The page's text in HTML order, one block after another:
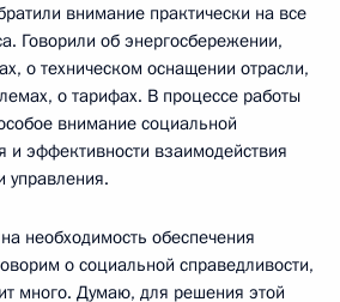
внимание практически на все
Говорили об энергосбережении,
о техническом оснащении отрасли,
о тарифах. В процессе работы
внимание социальной
и эффективности взаимодействия
управления.
необходимость обеспечения
о социальной справедливости,
много. Думаю, для решения этой